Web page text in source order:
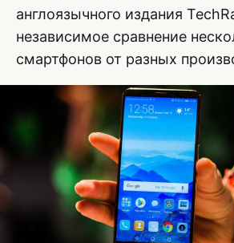
англоязычного издания
независимое сравнение
смартфонов от разных